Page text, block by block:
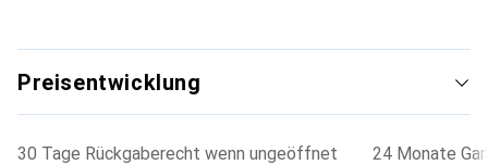
Preisentwicklung
30 Tage Rückgaberecht wenn ungeöffnet
24 Monate